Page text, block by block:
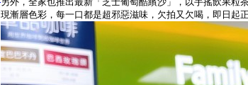
現漸層色彩，每一口都是超邪惡滋味，欠拍又欠喝，即日起正